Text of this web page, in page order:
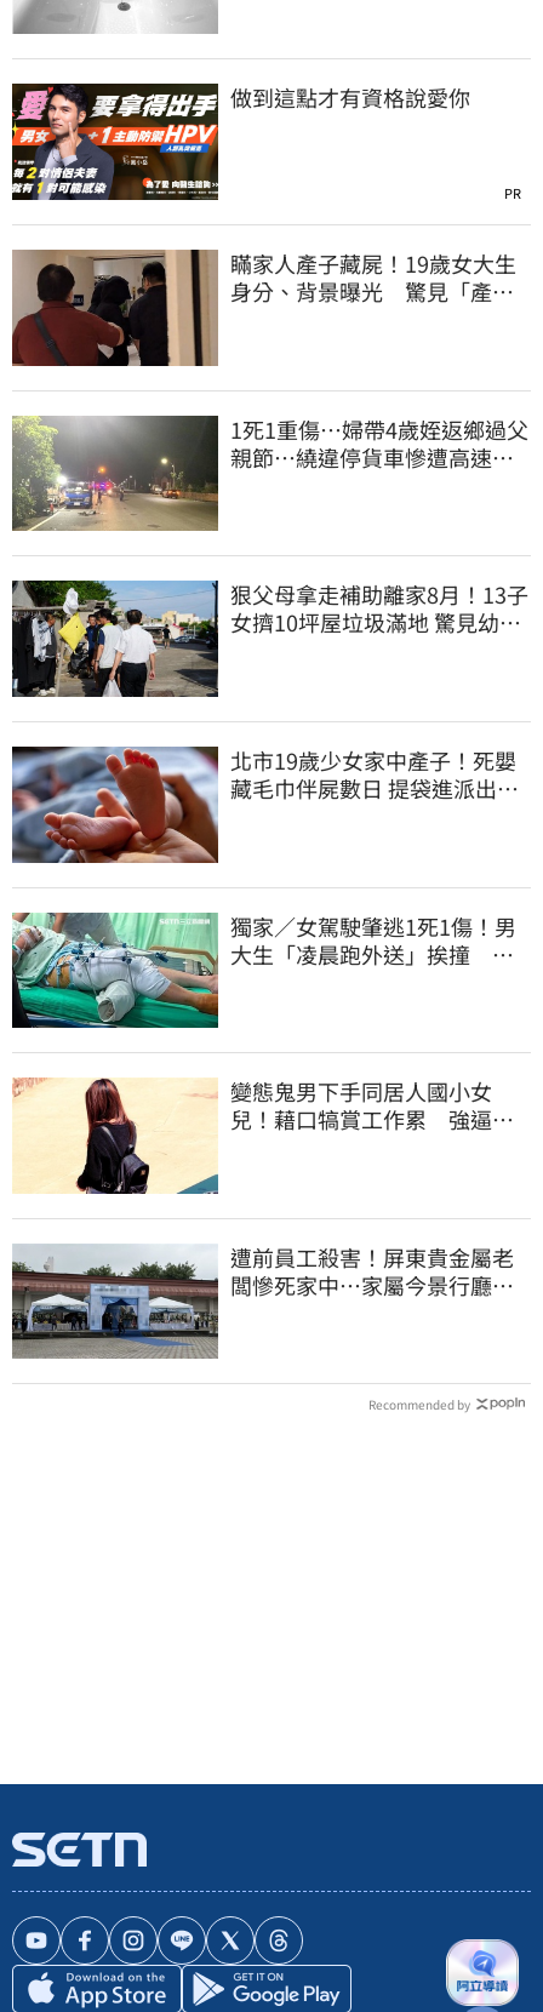
做到這點才有資格說愛你
PR
瞞家人產子藏屍！19歲女大生
身分、背景曝光 驚見「產檢
1死1重傷…婦帶4歲姪返鄉過父
親節…繞違停貨車慘遭高速撞
狠父母拿走補助離家8月！13子
女擠10坪屋垃圾滿地 驚見幼童
北市19歲少女家中產子！死嬰
藏毛巾伴屍數日 提袋進派出所
獨家／女駕駛肇逃1死1傷！男
大生「凌晨跑外送」挨撞 媽
變態鬼男下手同居人國小女
兒！藉口犒賞工作累 強逼打X
遭前員工殺害！屏東貴金屬老
闆慘死家中…家屬今景行廳低
Recommended by